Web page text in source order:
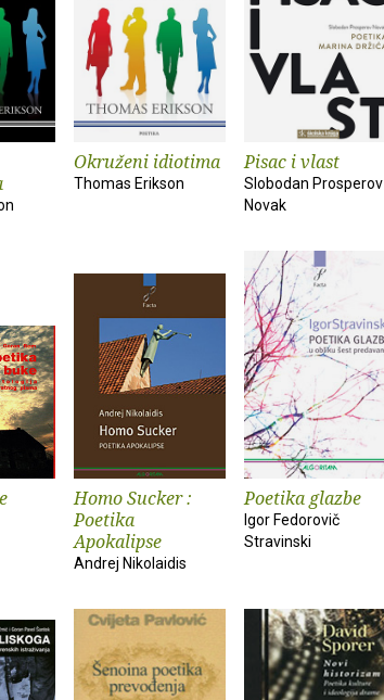
Okruženi idiotima
Thomas Erikson
Pisac i vlast
Slobodan Prosperov
Novak
Homo Sucker :
Poetika
Apokalipse
Andrej Nikolaidis
Poetika glazbe
Igor Fedorovič
Stravinski